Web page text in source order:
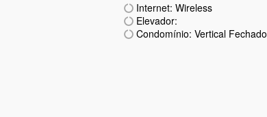
Internet: Wireless
Elevador:
Condomínio: Vertical Fechado